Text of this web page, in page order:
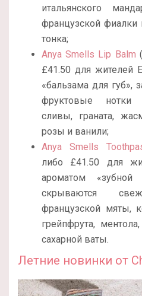
итальянского
французской фиалки
тонка;
Anya Smells Lip Balm
£41.50 для жителей
«бальзама для губ»,
фруктовые нотки
сливы, граната,
розы и ванили;
Anya Smells
либо £41.50 для
ароматом
скрываются
французской мяты,
грейпфрута,
сахарной ваты.
Летние новинки от